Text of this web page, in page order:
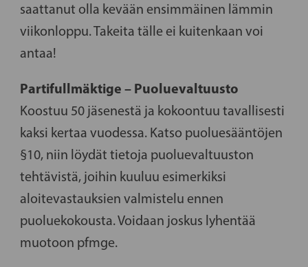
saattanut olla kevään ensimmäinen lämmin
viikonloppu. Takeita tälle ei kuitenkaan voi
antaa!
Partifullmäktige – Puoluevaltuusto
Koostuu 50 jäsenestä ja kokoontuu tavallisesti
kaksi kertaa vuodessa. Katso puoluesääntöjen
§10, niin löydät tietoja puoluevaltuuston
tehtävistä, joihin kuuluu esimerkiksi
aloitevastauksien valmistelu ennen
puoluekokousta. Voidaan joskus lyhentää
muotoon pfmge.